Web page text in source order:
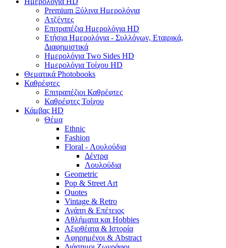
Premium Ξύλινα Ημερολόγια
Ατζέντες
Επιτραπέζια Ημερολόγια HD
Ετήσια Ημερολόγια - Συλλόγων, Εταιρικά,
Διαφημιστικά
Ημερολόγια Two Sides HD
Ημερολόγια Τοίχου HD
Θεματικά Photobooks
Καθρέφτες
Επιτραπέζιοι Καθρέφτες
Καθρέφτες Τοίχου
Κάμβας HD
Θέμα
Ethnic
Fashion
Floral - Λουλούδια
Δέντρα
Λουλούδια
Geometric
Pop & Street Art
Quotes
Vintage & Retro
Αγάπη & Επέτειος
Αθλήματα και Hobbies
Αξιοθέατα & Ιστορία
Αφηρημένοι & Abstract